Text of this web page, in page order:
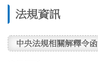
法規資訊
中央法規相關解釋令函